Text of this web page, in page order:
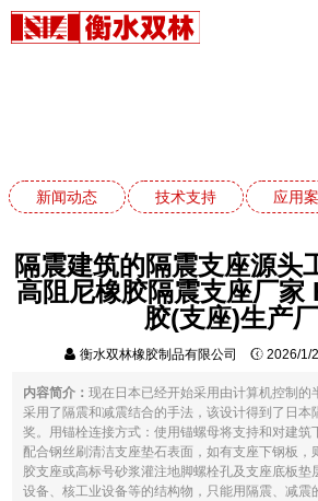
新闻动态 技术支持 应用
隔震建筑的隔震支座源头
高阻尼橡胶隔震支座厂家
胶(支座)生产
衡水双林橡胶制品有限公司 2026/1/
内容简介：现在日本已经开始采用由计算机控制的
采用了隔震和减震结合的手法，该设计得到了日本
奖。用锚栓连接方式：使用锚螺母将支持和对建筑
配合钢丝刷清洁支座垫石表面，如有支座下钢板，
胶支座或高标号砂浆灌注地脚螺栓孔及支座底板垫
设备、核工业设备等的结构物，只能用隔震、减震